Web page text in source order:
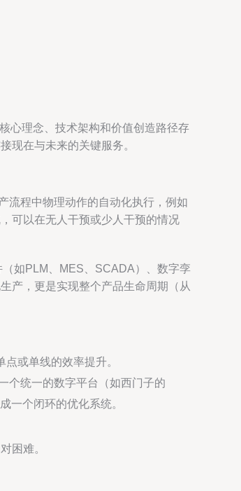
心理念、技术架构和价值创造路径存
现在与未来的关键服务。
流程中物理动作的自动化执行，例如
可以在无人干预或少人干预的情况
如PLM、MES、SCADA）、数字孪
产，更是实现整个产品生命周期（从
或单线的效率提升。
个统一的数字平台（如西门子的
一个闭环的优化系统。
困难。